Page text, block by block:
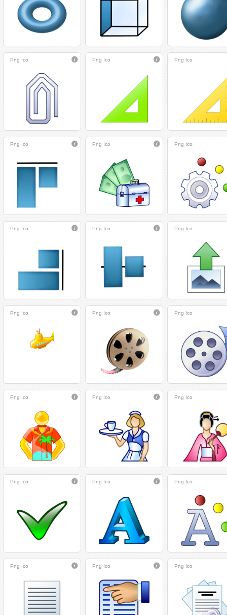
Png Ico Png Ico Png Ico
Png Ico Png Ico Png Ico
Png Ico Png Ico Png Ico
Png Ico Png Ico Png Ico
Png Ico Png Ico Png Ico
Png Ico Png Ico Png Ico
Png Ico Png Ico Png Ico